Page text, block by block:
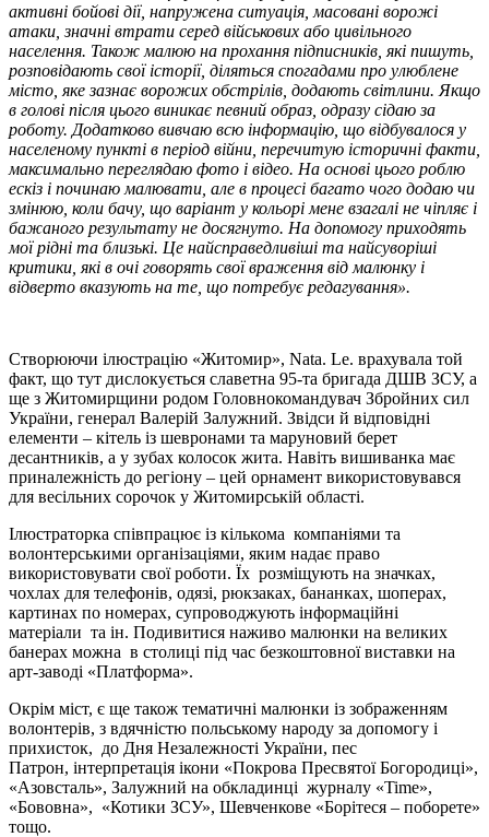
активні бойові дії, напружена ситуація, масовані ворожі
атаки, значні втрати серед військових або цивільного
населення. Також малюю на прохання підписників, які пишуть,
розповідають свої історії, діляться спогадами про улюблене
місто, яке зазнає ворожих обстрілів, додають світлини. Якщо
в голові після цього виникає певний образ, одразу сідаю за
роботу. Додатково вивчаю всю інформацію, що відбувалося у
населеному пункті в період війни, перечитую історичні факти,
максимально переглядаю фото і відео. На основі цього роблю
ескіз і починаю малювати, але в процесі багато чого додаю чи
змінюю, коли бачу, що варіант у кольорі мене взагалі не чіпляє і
бажаного результату не досягнуто. На допомогу приходять
мої рідні та близькі. Це найсправедливіші та найсуворіші
критики, які в очі говорять свої враження від малюнку і
відверто вказують на те, що потребує редагування».
Створюючи ілюстрацію «Житомир», Nata. Le. врахувала той
факт, що тут дислокується славетна 95-та бригада ДШВ ЗСУ, а
ще з Житомирщини родом Головнокомандувач Збройних сил
України, генерал Валерій Залужний. Звідси й відповідні
елементи – кітель із шевронами та маруновий берет
десантників, а у зубах колосок жита. Навіть вишиванка має
приналежність до регіону – цей орнамент використовувався
для весільних сорочок у Житомирській області.
Ілюстраторка співпрацює із кількома компаніями та
волонтерськими організаціями, яким надає право
використовувати свої роботи. Їх розміщують на значках,
чохлах для телефонів, одязі, рюкзаках, бананках, шоперах,
картинах по номерах, супроводжують інформаційні
матеріали та ін. Подивитися наживо малюнки на великих
банерах можна в столиці під час безкоштовної виставки на
арт-заводі «Платформа».
Окрім міст, є ще також тематичні малюнки із зображенням
волонтерів, з вдячністю польському народу за допомогу і
прихисток, до Дня Незалежності України, пес
Патрон, інтерпретація ікони «Покрова Пресвятої Богородиці»,
«Азовсталь», Залужний на обкладинці журналу «Time»,
«Бововна», «Котики ЗСУ», Шевченкове «Борітеся – поборете»
тощо.